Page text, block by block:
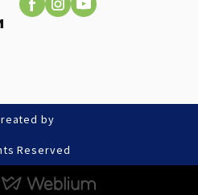
by
Reserved